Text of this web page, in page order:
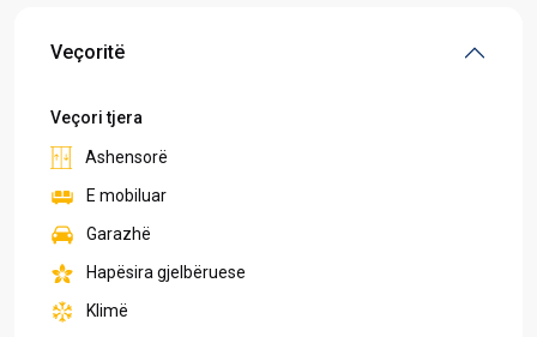
Veçoritë
Veçori tjera
Ashensorë
E mobiluar
Garazhë
Hapësira gjelbëruese
Klimë